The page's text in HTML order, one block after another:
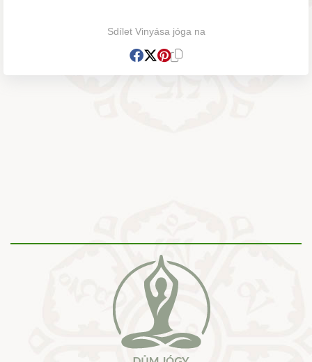
Sdílet Vinyása jóga na